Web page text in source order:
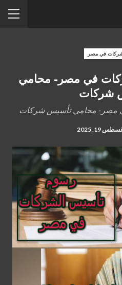
في مصر
في مصر- محامي
شركات
مصر- محامي تأسيس شركات
19, 2025